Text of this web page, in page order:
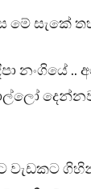
මේ සැකේ
දීපා නංගියේ
දෙන්නව
වැඩකට